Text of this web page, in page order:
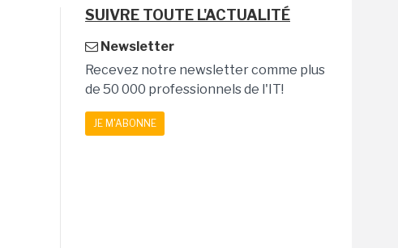
SUIVRE TOUTE L'ACTUALITÉ
Newsletter
Recevez notre newsletter comme plus
de 50 000 professionnels de l'IT!
JE M'ABONNE